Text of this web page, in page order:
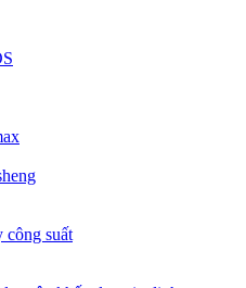
công suất